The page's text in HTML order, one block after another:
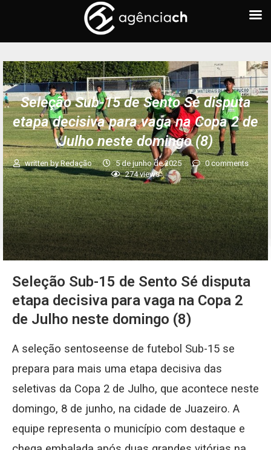
Seleção Sub-15 de Sento Sé disputa
etapa decisiva para vaga na Copa 2 de
Julho neste domingo (8)
written byRedação 5 de junho de 2025
0 comments
274views
Seleção Sub-15 de Sento Sé disputa
etapa decisiva para vaga na Copa 2
de Julho neste domingo (8)
A seleção sentoseense de futebol Sub-15 se
prepara para mais uma etapa decisiva das
seletivas da Copa 2 de Julho, que acontece neste
domingo, 8 de junho, na cidade de Juazeiro. A
equipe representa o município com destaque e